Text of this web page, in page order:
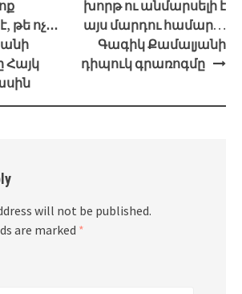
թե ոչ․․․
Հայկ
խորթ ու անմարսելի է
այս մարդու համար…
Գագիկ Քամալյանի
դիպուկ գրառոգմը
will not be published.
are marked *